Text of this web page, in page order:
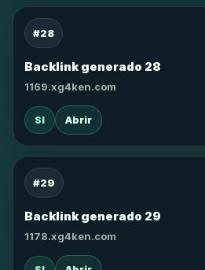
#28
Backlink generado 28
1169.xg4ken.com
SI Abrir
#29
Backlink generado 29
1178.xg4ken.com